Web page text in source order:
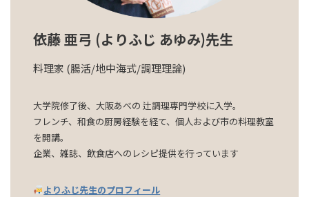
依藤 亜弓 (よりふじ あゆみ)先生
料理家 (腸活/地中海式/調理理論)
大学院修了後、大阪あべの 辻調理専門学校に入学。
フレンチ、和食の厨房経験を経て、個人および市の料理教室
を開講。
企業、雑誌、飲食店へのレシピ提供を行っています
よりふじ先生のプロフィール